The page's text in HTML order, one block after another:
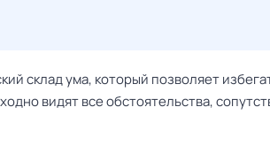
склад ума, который позволяет
видят все обстоятельства,